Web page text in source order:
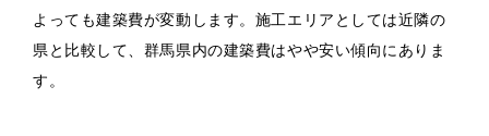
よっても建築費が変動します。施工エリアとしては近隣の
県と比較して、群馬県内の建築費はやや安い傾向にありま
す。